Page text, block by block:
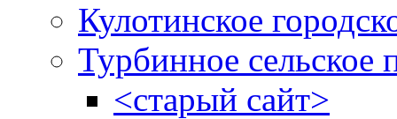
Кулотинское
Турбинное сельское
<старый сайт>